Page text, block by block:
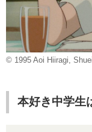
© 1995 Aoi Hiiragi,
本好き中学生